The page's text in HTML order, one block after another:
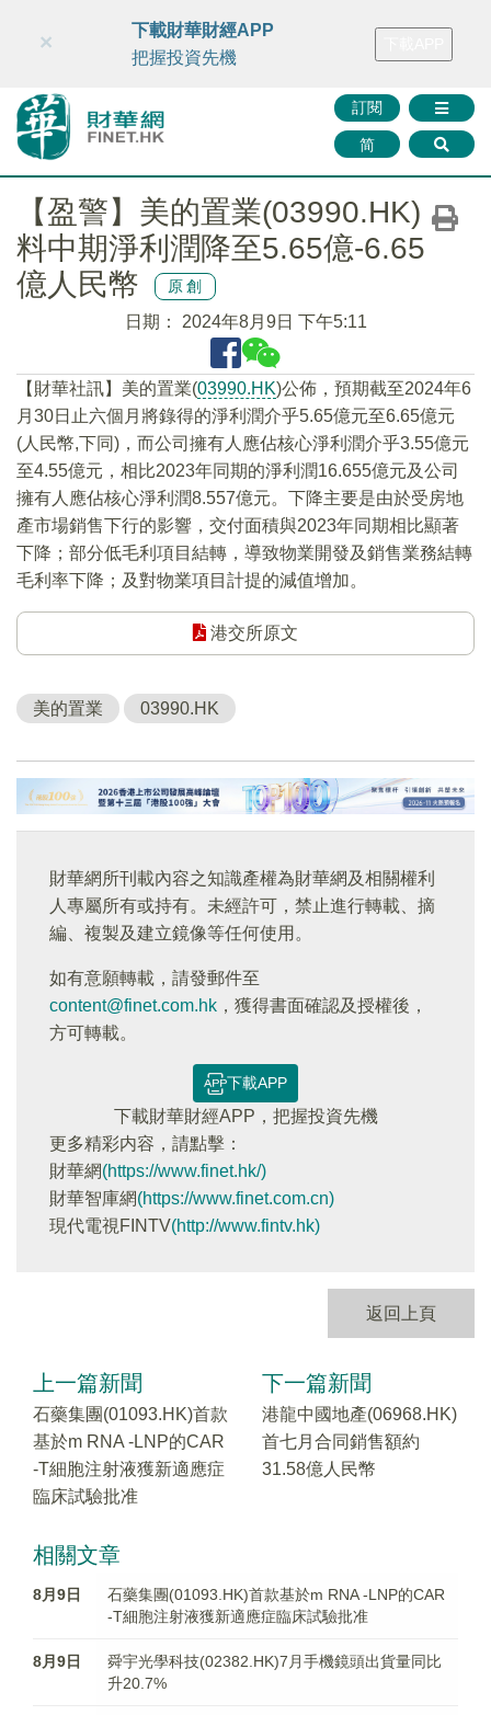
財華智庫網 FINTV FINMETA 財華證券 媒體矩陣
訂閱
简
×
下載財華財經APP
把握投資先機
【盈警】美的置業(03990.HK)
料中期淨利潤降至5.65億-6.65
億人民幣
原創
日期： 2024年8月9日 下午5:11
【財華社訊】美的置業(03990.HK)公佈，預期截至2024年6
月30日止六個月將錄得的淨利潤介乎5.65億元至6.65億元
(人民幣,下同)，而公司擁有人應佔核心淨利潤介乎3.55億元
至4.55億元，相比2023年同期的淨利潤16.655億元及公司
擁有人應佔核心淨利潤8.557億元。下降主要是由於受房地
產市場銷售下行的影響，交付面積與2023年同期相比顯著
下降；部分低毛利項目結轉，導致物業開發及銷售業務結轉
毛利率下降；及對物業項目計提的減值增加。
港交所原文
美的置業 03990.HK
財華網所刊載內容之知識產權為財華網及相關權利
人專屬所有或持有。未經許可，禁止進行轉載、摘
編、複製及建立鏡像等任何使用。
如有意願轉載，請發郵件至
content@finet.com.hk ，獲得書面確認及授權後，
方可轉載。
下載APP
下載財華財經APP，把握投資先機
更多精彩内容，請點擊：
財華網(https://www.finet.hk/)
財華智庫網(https://www.finet.com.cn)
現代電視FINTV(http://www.fintv.hk)
返回上頁
上一篇新聞
石藥集團(01093.HK)首款
基於m RNA -LNP的CAR
-T細胞注射液獲新適應症
臨床試驗批准
下一篇新聞
港龍中國地產(06968.HK)
首七月合同銷售額約
31.58億人民幣
相關文章
8月9日
石藥集團(01093.HK)首款基於m RNA -LNP的CAR
-T細胞注射液獲新適應症臨床試驗批准
8月9日
舜宇光學科技(02382.HK)7月手機鏡頭出貨量同比
升20.7%